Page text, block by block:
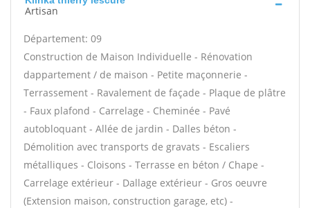
Artisan
Département: 09
Construction de Maison Individuelle - Rénovation
dappartement / de maison - Petite maçonnerie -
Terrassement - Ravalement de façade - Plaque de plâtre
- Faux plafond - Carrelage - Cheminée - Pavé
autobloquant - Allée de jardin - Dalles béton -
Démolition avec transports de gravats - Escaliers
métalliques - Cloisons - Terrasse en béton / Chape -
Carrelage extérieur - Dallage extérieur - Gros oeuvre
(Extension maison, construction garage, etc) -